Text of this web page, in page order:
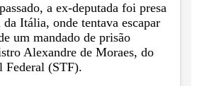
a ex-deputada foi presa
Itália, onde tentava escapar
um mandado de prisão
Alexandre de Moraes, do
Federal (STF).